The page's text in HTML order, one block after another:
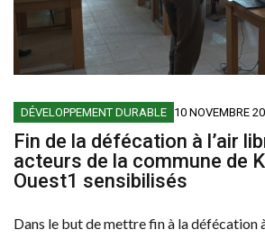
DÉVELOPPEMENT DURABLE 10 NOVEMBRE
Fin de la défécation à l’air
acteurs de la commune de
Ouest1 sensibilisés
Dans le but de mettre fin à la défécation